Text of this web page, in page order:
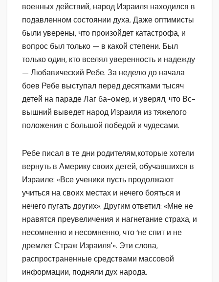
военных действий, народ Израиля находился в
подавленном состоянии духа. Даже оптимисты
были уверены, что произойдет катастрофа, и
вопрос был только — в какой степени. Был
только один, кто вселял уверенность и надежду
— Любавический Ребе. За неделю до начала
боев Ребе выступал перед десятками тысяч
детей на параде Лаг ба-омер, и уверял, что Вс-
вышний выведет народ Израиля из тяжелого
положения с большой победой и чудесами.
Ребе писал в те дни родителям,которые хотели
вернуть в Америку своих детей, обучавшихся в
Израиле: «Все ученики пусть продолжают
учиться на своих местах и нечего бояться и
нечего пугать других». Другим ответил: «Мне не
нравятся преувеличения и нагнетание страха, и
несомненно и несомненно, что ‘не спит и не
дремлет Страж Израиля'». Эти слова,
распространенные средствами массовой
информации, подняли дух народа.